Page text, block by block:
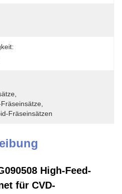
Fräseinsätzen
High-Feed-
für CVD-